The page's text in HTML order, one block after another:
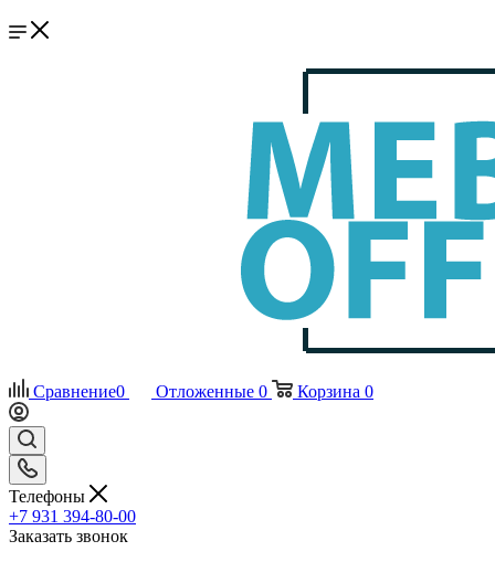
Сравнение0 Отложенные 0 Корзина 0
Телефоны
+7 931 394-80-00
Заказать звонок